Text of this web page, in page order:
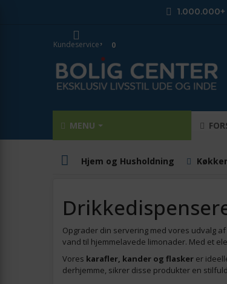
Kundeservice 0
MENU
Hjem og Husholdning
Opgrader din servering med vores udvalg af
vand til hjemmelavede limonader. Med et
Vores karafler, kander og flasker er
derhjemme, sikrer disse produkter en